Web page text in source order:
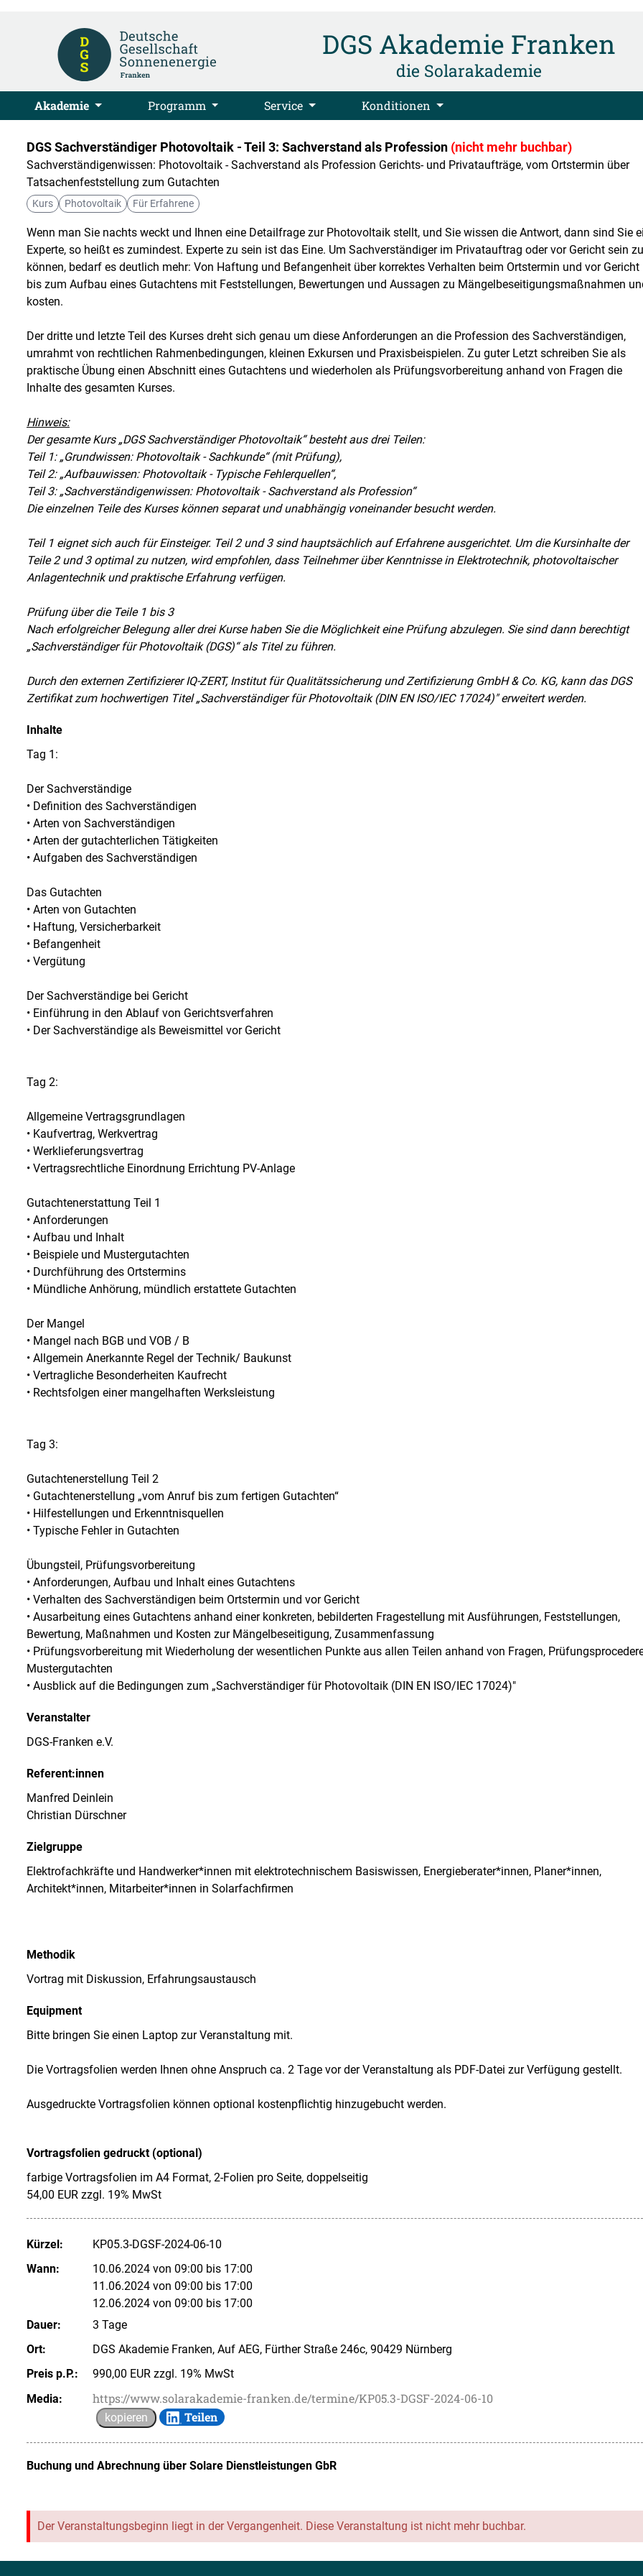
DGS Akademie Franken
die Solarakademie
Akademie Programm Service Konditionen
DGS Sachverständiger Photovoltaik - Teil 3: Sachverstand als Profession (nicht mehr buchbar)
Sachverständigenwissen: Photovoltaik - Sachverstand als Profession Gerichts- und Privataufträge, vom Ortstermin über
Tatsachenfeststellung zum Gutachten
Kurs Photovoltaik Für Erfahrene
Wenn man Sie nachts weckt und Ihnen eine Detailfrage zur Photovoltaik stellt, und Sie wissen die Antwort, dann sind Sie
Experte, so heißt es zumindest. Experte zu sein ist das Eine. Um Sachverständiger im Privatauftrag oder vor Gericht sein zu
können, bedarf es deutlich mehr: Von Haftung und Befangenheit über korrektes Verhalten beim Ortstermin und vor Gericht
bis zum Aufbau eines Gutachtens mit Feststellungen, Bewertungen und Aussagen zu Mängelbeseitigungsmaßnahmen
kosten.
Der dritte und letzte Teil des Kurses dreht sich genau um diese Anforderungen an die Profession des Sachverständigen,
umrahmt von rechtlichen Rahmenbedingungen, kleinen Exkursen und Praxisbeispielen. Zu guter Letzt schreiben Sie als
praktische Übung einen Abschnitt eines Gutachtens und wiederholen als Prüfungsvorbereitung anhand von Fragen die
Inhalte des gesamten Kurses.
Hinweis:
Der gesamte Kurs „DGS Sachverständiger Photovoltaik“ besteht aus drei Teilen:
Teil 1: „Grundwissen: Photovoltaik - Sachkunde“ (mit Prüfung),
Teil 2: „Aufbauwissen: Photovoltaik - Typische Fehlerquellen“,
Teil 3: „Sachverständigenwissen: Photovoltaik - Sachverstand als Profession“
Die einzelnen Teile des Kurses können separat und unabhängig voneinander besucht werden.
Teil 1 eignet sich auch für Einsteiger. Teil 2 und 3 sind hauptsächlich auf Erfahrene ausgerichtet. Um die Kursinhalte der
Teile 2 und 3 optimal zu nutzen, wird empfohlen, dass Teilnehmer über Kenntnisse in Elektrotechnik, photovoltaischer
Anlagentechnik und praktische Erfahrung verfügen.
Prüfung über die Teile 1 bis 3
Nach erfolgreicher Belegung aller drei Kurse haben Sie die Möglichkeit eine Prüfung abzulegen. Sie sind dann berechtigt
„Sachverständiger für Photovoltaik (DGS)“ als Titel zu führen.
Durch den externen Zertifizierer IQ-ZERT, Institut für Qualitätssicherung und Zertifizierung GmbH & Co. KG, kann das DGS
Zertifikat zum hochwertigen Titel „Sachverständiger für Photovoltaik (DIN EN ISO/IEC 17024)" erweitert werden.
Inhalte
Tag 1:
Der Sachverständige
• Definition des Sachverständigen
• Arten von Sachverständigen
• Arten der gutachterlichen Tätigkeiten
• Aufgaben des Sachverständigen
Das Gutachten
• Arten von Gutachten
• Haftung, Versicherbarkeit
• Befangenheit
• Vergütung
Der Sachverständige bei Gericht
• Einführung in den Ablauf von Gerichtsverfahren
• Der Sachverständige als Beweismittel vor Gericht
Tag 2:
Allgemeine Vertragsgrundlagen
• Kaufvertrag, Werkvertrag
• Werklieferungsvertrag
• Vertragsrechtliche Einordnung Errichtung PV-Anlage
Gutachtenerstattung Teil 1
• Anforderungen
• Aufbau und Inhalt
• Beispiele und Mustergutachten
• Durchführung des Ortstermins
• Mündliche Anhörung, mündlich erstattete Gutachten
Der Mangel
• Mangel nach BGB und VOB / B
• Allgemein Anerkannte Regel der Technik/ Baukunst
• Vertragliche Besonderheiten Kaufrecht
• Rechtsfolgen einer mangelhaften Werksleistung
Tag 3:
Gutachtenerstellung Teil 2
• Gutachtenerstellung „vom Anruf bis zum fertigen Gutachten“
• Hilfestellungen und Erkenntnisquellen
• Typische Fehler in Gutachten
Übungsteil, Prüfungsvorbereitung
• Anforderungen, Aufbau und Inhalt eines Gutachtens
• Verhalten des Sachverständigen beim Ortstermin und vor Gericht
• Ausarbeitung eines Gutachtens anhand einer konkreten, bebilderten Fragestellung mit Ausführungen, Feststellungen,
Bewertung, Maßnahmen und Kosten zur Mängelbeseitigung, Zusammenfassung
• Prüfungsvorbereitung mit Wiederholung der wesentlichen Punkte aus allen Teilen anhand von Fragen,
Mustergutachten
• Ausblick auf die Bedingungen zum „Sachverständiger für Photovoltaik (DIN EN ISO/IEC 17024)"
Veranstalter
DGS-Franken e.V.
Referent:innen
Manfred Deinlein
Christian Dürschner
Zielgruppe
Elektrofachkräfte und Handwerker*innen mit elektrotechnischem Basiswissen, Energieberater*innen, Planer*innen,
Architekt*innen, Mitarbeiter*innen in Solarfachfirmen
Methodik
Vortrag mit Diskussion, Erfahrungsaustausch
Equipment
Bitte bringen Sie einen Laptop zur Veranstaltung mit.
Die Vortragsfolien werden Ihnen ohne Anspruch ca. 2 Tage vor der Veranstaltung als PDF-Datei zur Verfügung gestellt.
Ausgedruckte Vortragsfolien können optional kostenpflichtig hinzugebucht werden.
Vortragsfolien gedruckt (optional)
farbige Vortragsfolien im A4 Format, 2-Folien pro Seite, doppelseitig
54,00 EUR zzgl. 19% MwSt
Kürzel:
KP05.3-DGSF-2024-06-10
Wann:
10.06.2024 von 09:00 bis 17:00
11.06.2024 von 09:00 bis 17:00
12.06.2024 von 09:00 bis 17:00
Dauer:
3 Tage
Ort:
DGS Akademie Franken, Auf AEG, Fürther Straße 246c, 90429 Nürnberg
Preis p.P.:
990,00 EUR zzgl. 19% MwSt
Media:
https://www.solarakademie-franken.de/termine/KP05.3-DGSF-2024-06-10
kopieren Teilen
Buchung und Abrechnung über Solare Dienstleistungen GbR
Der Veranstaltungsbeginn liegt in der Vergangenheit. Diese Veranstaltung ist nicht mehr buchbar.